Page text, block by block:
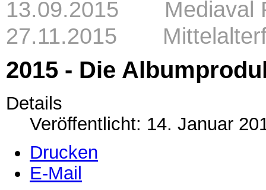
13.09.2015 Mediaval
27.11.2015
2015 - Die
Details
Veröffentlicht: 14. Januar
Drucken
E-Mail